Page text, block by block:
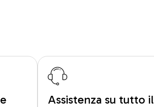
Assistenza su tutto il